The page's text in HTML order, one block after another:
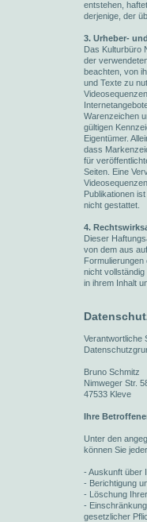
entstehen,
derjenige, der
3. Urheber-
Das Kulturbüro
der
beachten, von
und Texte zu
Warenzeichen
gültigen
Eigentümer.
dass
für
Seiten. Eine
Publikationen
nicht gestattet.
4.
Dieser
von dem aus
nicht
in ihrem Inhalt
Verantwortliche
Bruno Schmitz
Nimweger Str.
47533 Kleve
Ihre
Unter den
können Sie
- Auskunft über
- Berichtigung
- Löschung
-
gesetzlicher